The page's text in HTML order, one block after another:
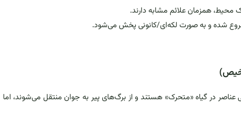
محیط، همزمان علائم مشابه دارند.
شده و به صورت لکه‌ای/کانونی پخش می‌شود.
در گیاه «متحرک» هستند و از برگ‌های پیر به جوان منتقل می‌شوند، اما